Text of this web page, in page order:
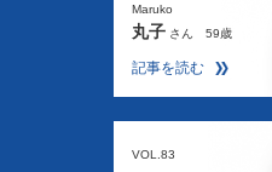
Maruko
丸子 さん 59歳
記事を読む
VOL.83